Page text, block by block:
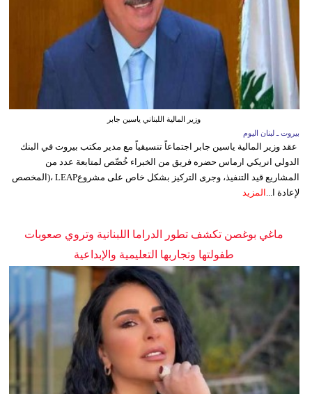
وزير المالية اللبناني ياسين جابر
بيروت ـ لبنان اليوم
عقد وزير المالية ياسين جابر اجتماعاً تنسيقياً مع مدير مكتب بيروت في البنك
الدولي انريكي ارماس حضره فريق من الخبراء خُصِّص لمتابعة عدد من
المشاريع قيد التنفيذ، وجرى التركيز بشكل خاص على مشروعLEAP ،(المخصص
لإعادة ا... المزيد
ماغي بوغصن تكشف تطور الدراما اللبنانية وتروي صعوبات
طفولتها وتجاربها التعليمية والإبداعية